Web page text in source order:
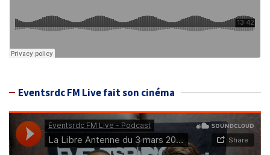
Eventsrdc FM Live fait son cinéma